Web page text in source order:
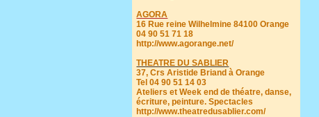
AGORA
16 Rue reine Wilhelmine 84100 Orange
04 90 51 71 18
http://www.agorange.net/
THEATRE DU SABLIER
37, Crs Aristide Briand à Orange
Tel 04 90 51 14 03
Ateliers et Week end de théatre, danse,
écriture, peinture. Spectacles
http://www.theatredusablier.com/